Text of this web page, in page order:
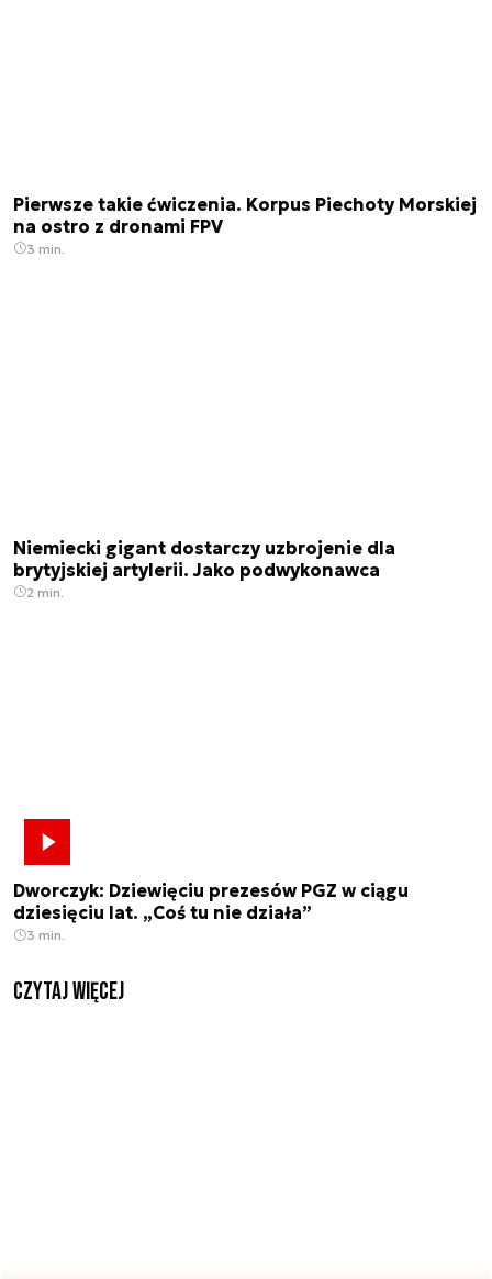
Pierwsze takie ćwiczenia. Korpus Piechoty Morskiej
na ostro z dronami FPV
3 min.
Niemiecki gigant dostarczy uzbrojenie dla
brytyjskiej artylerii. Jako podwykonawca
2 min.
Dworczyk: Dziewięciu prezesów PGZ w ciągu
dziesięciu lat. „Coś tu nie działa”
3 min.
czytaj więcej